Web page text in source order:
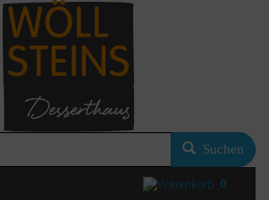
Suchen
0